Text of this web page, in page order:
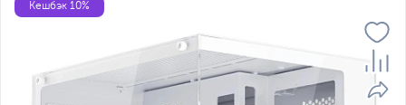
Кешбэк 10%